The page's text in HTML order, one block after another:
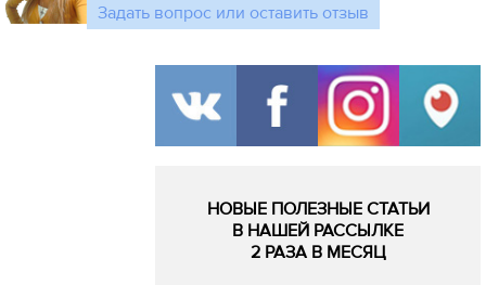
Задать вопрос или оставить отзыв
НОВЫЕ ПОЛЕЗНЫЕ СТАТЬИ
В НАШЕЙ РАССЫЛКЕ
2 РАЗА В МЕСЯЦ